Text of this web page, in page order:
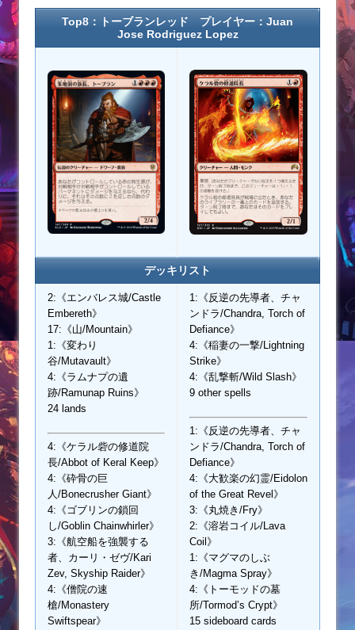
Top8：トーブランレッド プレイヤー： Juan
Jose Rodriguez Lopez
デッキリスト
2:《エンバレス城/Castle
Embereth》
17:《山/Mountain》
1:《変わり
谷/Mutavault》
4:《ラムナプの遺
跡/Ramunap Ruins》
24 lands
4:《ケラル砦の修道院
長/Abbot of Keral Keep》
4:《砕骨の巨
人/Bonecrusher Giant》
4:《ゴブリンの鎖回
し/Goblin Chainwhirler》
3:《航空船を強襲する
者、カーリ・ゼヴ/Kari
Zev, Skyship Raider》
4:《僧院の速
槍/Monastery
Swiftspear》
1:《反逆の先導者、チャ
ンドラ/Chandra, Torch of
Defiance》
4:《稲妻の一撃/Lightning
Strike》
4:《乱撃斬/Wild Slash》
9 other spells
1:《反逆の先導者、チャ
ンドラ/Chandra, Torch of
Defiance》
4:《大歓楽の幻霊/Eidolon
of the Great Revel》
3:《丸焼き/Fry》
2:《溶岩コイル/Lava
Coil》
1:《マグマのしぶ
き/Magma Spray》
4:《トーモッドの墓
所/Tormod’s Crypt》
15 sideboard cards